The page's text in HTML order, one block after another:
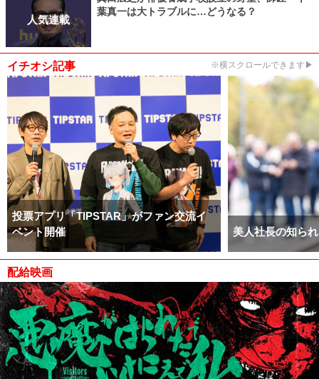
人気連載
葉真一は大トラブルに…どうなる？
イチオシ記事 ※横スクロールできます▶
投票アプリ「TIPSTAR」がファン交流イ
ベント開催
美人社長の知ら
配給映画